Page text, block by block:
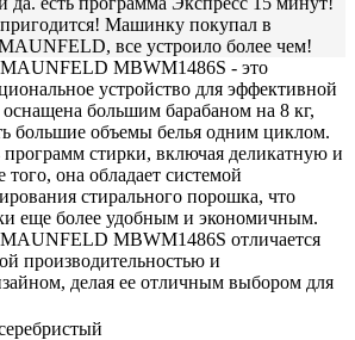
Машинку покупал в
все устроило более чем!
MBWM1486S - это
устройство для эффективной
большим барабаном на 8 кг,
большие объемы белья одним циклом.
программ стирки, включая деликатную и
она обладает системой
стирального порошка, что
еще более удобным и экономичным.
MBWM1486S отличается
производительностью и
делая ее отличным выбором для